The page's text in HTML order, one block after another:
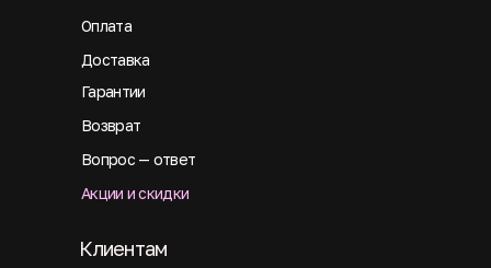
Оплата
Доставка
Гарантии
Возврат
Вопрос — ответ
Акции и скидки
Клиентам